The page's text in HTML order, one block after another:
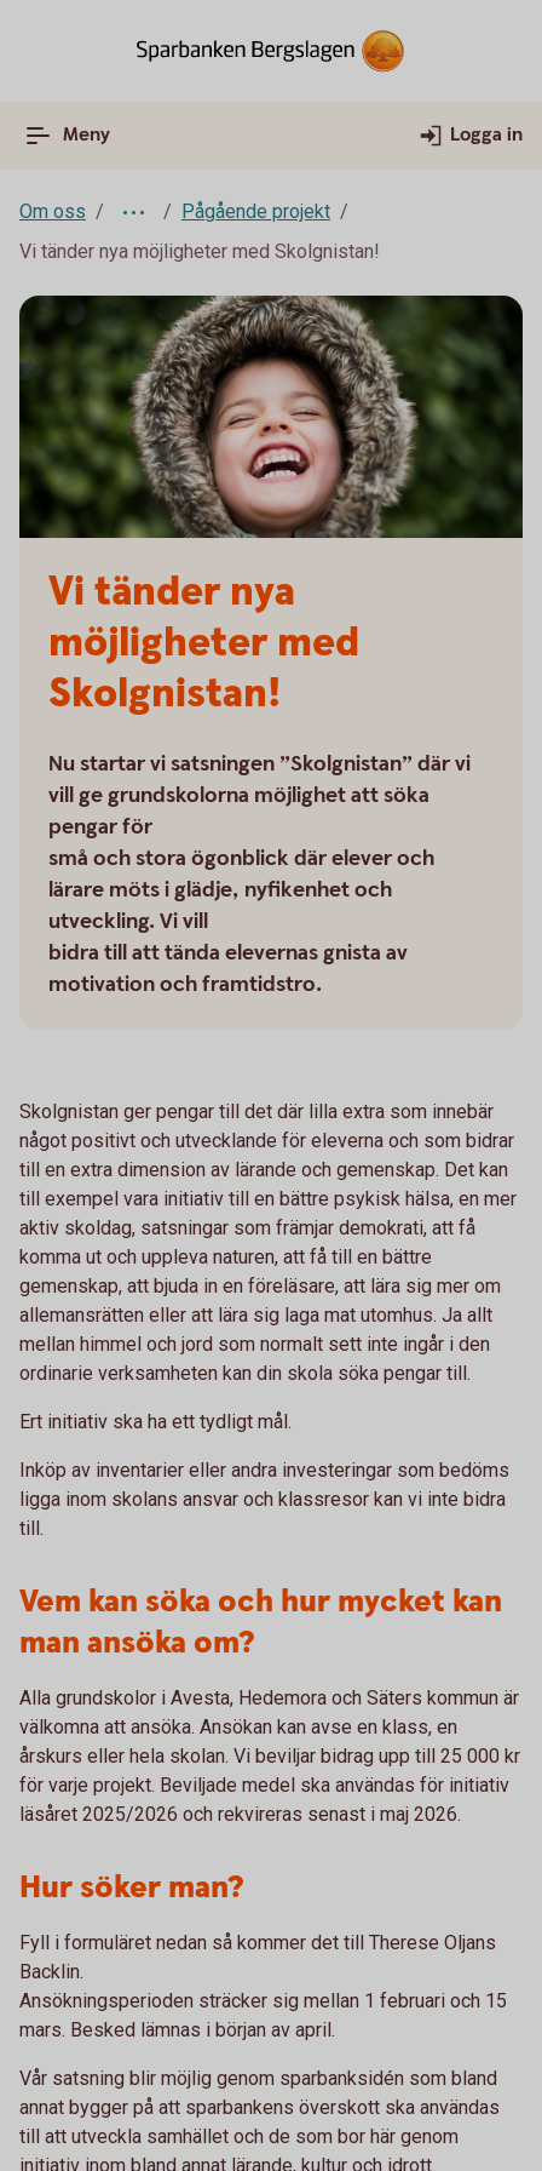
Meny Logga in
Om oss
Pågående projekt
Vi tänder nya möjligheter med Skolgnistan!
Vi tänder nya
möjligheter med
Skolgnistan!
Nu startar vi satsningen ”Skolgnistan” där vi
vill ge grundskolorna möjlighet att söka
pengar för
små och stora ögonblick där elever och
lärare möts i glädje, nyfikenhet och
utveckling. Vi vill
bidra till att tända elevernas gnista av
motivation och framtidstro.
Skolgnistan ger pengar till det där lilla extra som innebär
något positivt och utvecklande för eleverna och som bidrar
till en extra dimension av lärande och gemenskap. Det kan
till exempel vara initiativ till en bättre psykisk hälsa, en mer
aktiv skoldag, satsningar som främjar demokrati, att få
komma ut och uppleva naturen, att få till en bättre
gemenskap, att bjuda in en föreläsare, att lära sig mer om
allemansrätten eller att lära sig laga mat utomhus. Ja allt
mellan himmel och jord som normalt sett inte ingår i den
ordinarie verksamheten kan din skola söka pengar till.
Ert initiativ ska ha ett tydligt mål.
Inköp av inventarier eller andra investeringar som bedöms
ligga inom skolans ansvar och klassresor kan vi inte bidra
till.
Vem kan söka och hur mycket kan
man ansöka om?
Alla grundskolor i Avesta, Hedemora och Säters kommun är
välkomna att ansöka. Ansökan kan avse en klass, en
årskurs eller hela skolan. Vi beviljar bidrag upp till 25 000 kr
för varje projekt. Beviljade medel ska användas för initiativ
läsåret 2025/2026 och rekvireras senast i maj 2026.
Hur söker man?
Fyll i formuläret nedan så kommer det till Therese Oljans
Backlin.
Ansökningsperioden sträcker sig mellan 1 februari och 15
mars. Besked lämnas i början av april.
Vår satsning blir möjlig genom sparbanksidén som bland
annat bygger på att sparbankens överskott ska användas
till att utveckla samhället och de som bor här genom
initiativ inom bland annat lärande, kultur och idrott.